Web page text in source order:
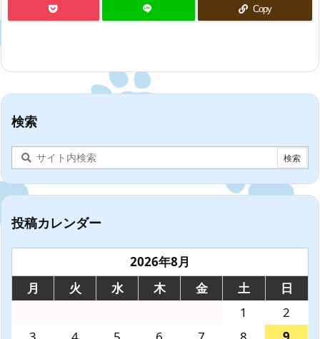
Copy
検索
投稿カレンダー
2026年8月
月
火 水 木 金 土
日
1
2